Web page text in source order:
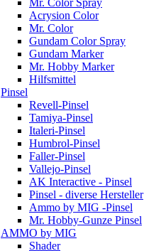
Mr. Color Spray
Acrysion Color
Mr. Color
Gundam Color Spray
Gundam Marker
Mr. Hobby Marker
Hilfsmittel
Pinsel
Revell-Pinsel
Tamiya-Pinsel
Italeri-Pinsel
Humbrol-Pinsel
Faller-Pinsel
Vallejo-Pinsel
AK Interactive - Pinsel
Pinsel - diverse Hersteller
Ammo by MIG -Pinsel
Mr. Hobby-Gunze Pinsel
AMMO by MIG
Shader